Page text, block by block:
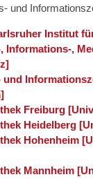
und
Institut
Informations-,
und
Freiburg
Heidelberg
Hohenheim
Mannheim